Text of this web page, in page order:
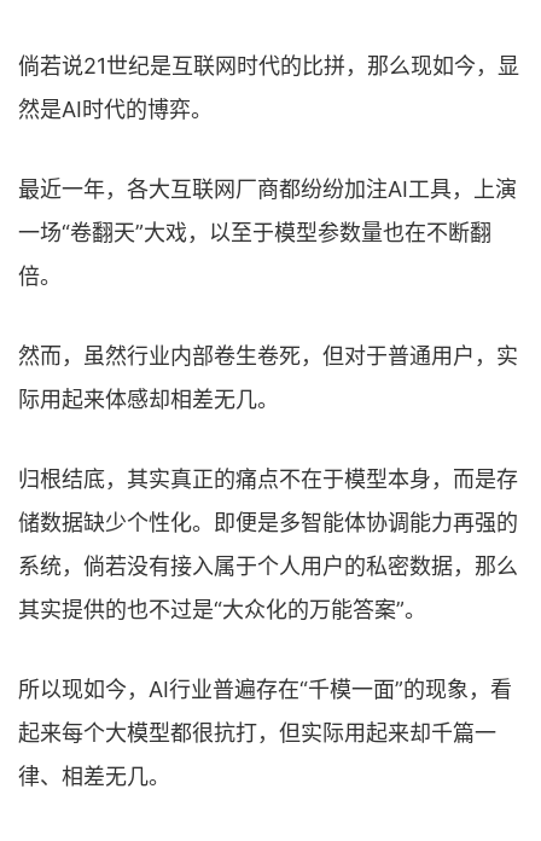
倘若说21世纪是互联网时代的比拼，那么现如今，显
然是AI时代的博弈。
最近一年，各大互联网厂商都纷纷加注AI工具，上演
一场“卷翻天”大戏，以至于模型参数量也在不断翻
倍。
然而，虽然行业内部卷生卷死，但对于普通用户，实
际用起来体感却相差无几。
归根结底，其实真正的痛点不在于模型本身，而是存
储数据缺少个性化。即便是多智能体协调能力再强的
系统，倘若没有接入属于个人用户的私密数据，那么
其实提供的也不过是“大众化的万能答案”。
所以现如今，AI行业普遍存在“千模一面”的现象，看
起来每个大模型都很抗打，但实际用起来却千篇一
律、相差无几。